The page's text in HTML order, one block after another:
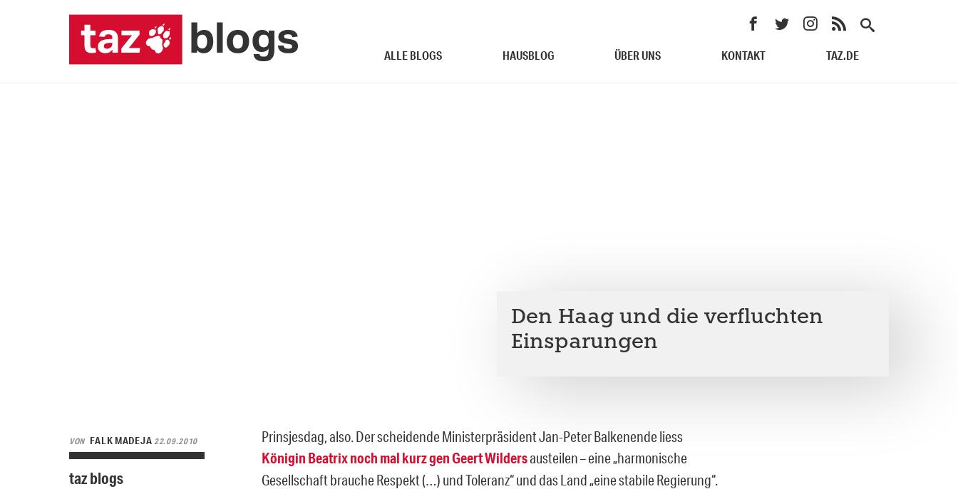
ALLE BLOGS HAUSBLOG ÜBER UNS KONTAKT TAZ.DE
Den Haag und die verfluchten
Einsparungen
VON FALK MADEJA22.09.2010
taz blogs
Prinsjesdag, also. Der scheidende Ministerpräsident Jan-Peter Balkenende liess
Königin Beatrix noch mal kurz gen Geert Wildersausteilen – eine „harmonische
Gesellschaft brauche Respekt (…) und Toleranz“ und das Land „eine stabile Regierung“.